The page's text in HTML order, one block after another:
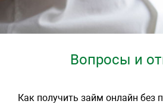
Вопросы и
Как получить займ онлайн без